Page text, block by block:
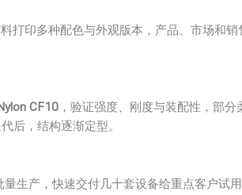
打印多种配色与外观版本，产品、市场和
CF10 ，验证强度、刚度与装配性，部分
后，结构逐渐定型。
量生产，快速交付几十套设备给重点客户试